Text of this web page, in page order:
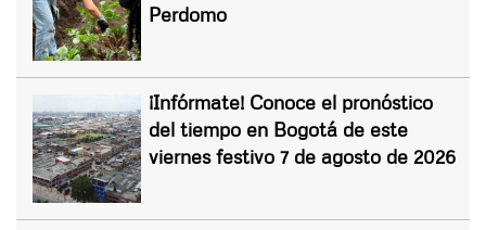
Perdomo
¡Infórmate! Conoce el pronóstico
del tiempo en Bogotá de este
viernes festivo 7 de agosto de 2026